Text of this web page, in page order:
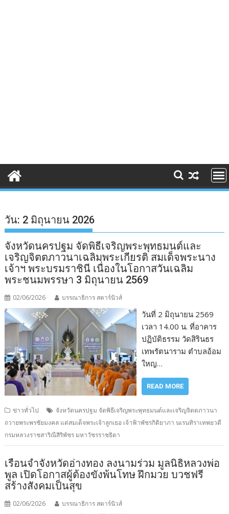
วัน: 2 มิถุนายน 2026
จังหวัดนครปฐม จัดพิธีเจริญพระพุทธมนต์และ
เจริญจิตตภาวนาเฉลิมพระเกียรติ สมเด็จพระนาง
เจ้าฯ พระบรมราชินี เนื่องในโอกาสวันเฉลิม
พระชนมพรรษา 3 มิถุนายน 2569
02/06/2026 บรรณาธิการ สตาร์นิวส์
วันที่ 2 มิถุนายน 2569
เวลา 14.00 น. ที่อาคาร
ปฏิบัติธรรม วัดสิรินธร
เทพรัตนาราม ตำบลอ้อม
ใหญ…
READ MORE
ข่าวทั่วไป
จังหวัดนครปฐม จัดพิธีเจริญพระพุทธมนต์และเจริญจิตตภาวนา
ถวายพระพรชัยมงคล แด่สมเด็จพระเจ้าลูกเธอ เจ้าฟ้าพัชรกิติยาภา นเรนทิราเทพยวดี
กรมหลวงราชสาริณีสิริพัชร มหาวัชรราชธิดา
เรือนจำจังหวัดอ่างทอง ลงนามร่วม มูลนิธิหลวงพ่อ
พูล เปิดโอกาสผู้ต้องขังพ้นโทษ ฝึกมวย บวชฟรี
สร้างสังคมเป็นสุข
02/06/2026 บรรณาธิการ สตาร์นิวส์